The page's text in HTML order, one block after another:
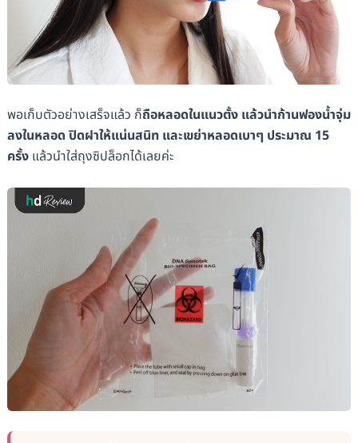
พอเก็บตัวอย่างเสร็จแล้ว ก็ถือหลอดในแนวตั้ง แล้วนำก้านฟองน้ำจุ่ม
ลงในหลอด ปิดฝาให้แน่นสนิท และเขย่าหลอดเบาๆ ประมาณ 15
ครั้งแล้วนำใส่ถุงซิปล็อกได้เลยค่ะ